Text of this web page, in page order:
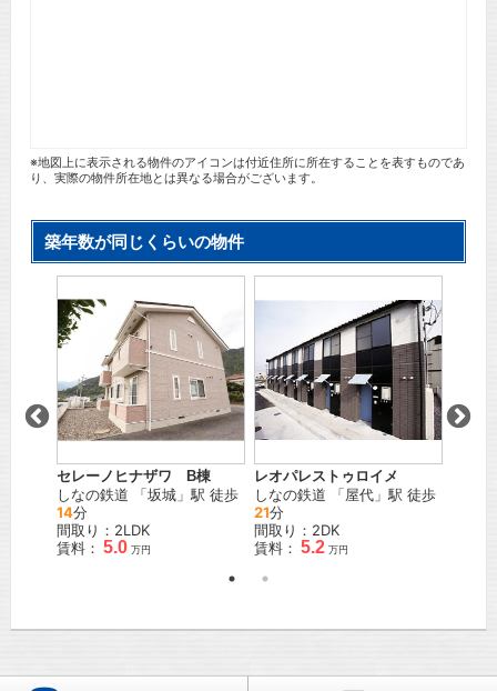
※地図上に表示される物件のアイコンは付近住所に所在することを表すものであ
り、実際の物件所在地とは異なる場合がございます。
築年数が同じくらいの物件
セレーノヒナザワ B棟
しなの鉄道 「坂城 」駅 徒歩
14分
間取り：2LDK
賃料： 5.0 万円
レオパレストゥロイメ
しなの鉄道 「屋代 」駅 徒歩
21分
間取り：2DK
賃料： 5.2 万円